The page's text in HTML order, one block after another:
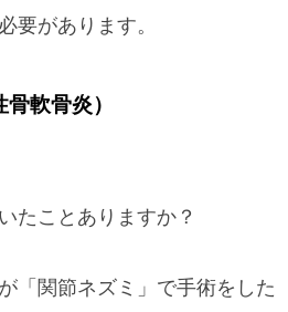
要があります。
軟骨炎）
たことありますか？
「関節ネズミ」で手術をした